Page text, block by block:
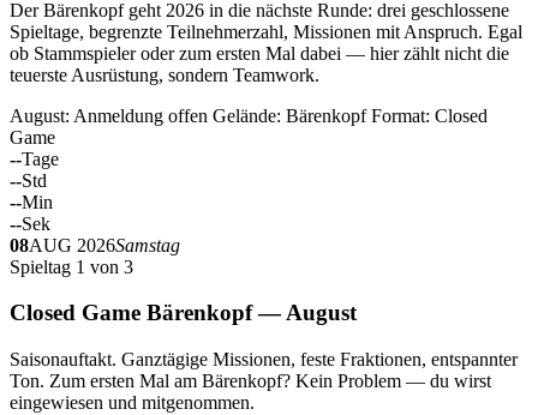
Der Bärenkopf geht 2026 in die nächste Runde: drei geschlossene
Spieltage, begrenzte Teilnehmerzahl, Missionen mit Anspruch. Egal
ob Stammspieler oder zum ersten Mal dabei — hier zählt nicht die
teuerste Ausrüstung, sondern Teamwork.
August: Anmeldung offen Gelände: Bärenkopf Format: Closed
Game
--Tage
--Std
--Min
--Sek
08AUG 2026Samstag
Spieltag 1 von 3
Closed Game Bärenkopf — August
Saisonauftakt. Ganztägige Missionen, feste Fraktionen, entspannter
Ton. Zum ersten Mal am Bärenkopf? Kein Problem — du wirst
eingewiesen und mitgenommen.